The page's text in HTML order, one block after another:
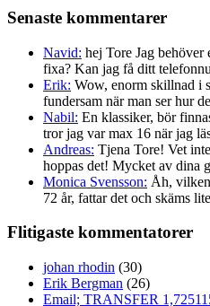
Senaste kommentarer
Navid: hej Tore Jag
fixa? Kan jag få ditt
Erik: Wow, enorm skillnad i
fundersam när man ser hur
Nabil: En klassiker, bör
tror jag var max 16 när jag
Andreas: Tjena Tore! Vet
hoppas det! Mycket av dina
Monica Svensson: Åh,
72 år, fattar det och skäms
Flitigaste kommentatorer
johan rhodin (30)
Erik Bergman (26)
Email; TRANSFER